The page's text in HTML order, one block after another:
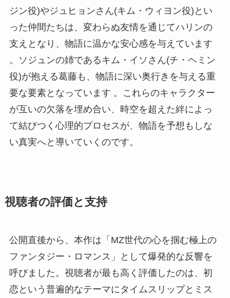
ジン役)やジュヒョンさん(キム・ウィヨン役)とい
った仲間たちは、変わらぬ友情を通じてハリンの
支えとなり、物語に温かな安心感を与えています
。ソジュンの姉であるキム・イソさん(チ・ヘミン
役)が抱える葛藤も、物語に深い奥行きを与える重
要な要素となっています 。これらのキャラクター
が互いの欠落を埋め合い、時空を超えた絆によっ
て結びつく心理的プロセスが、物語を予想もしな
い真実へと導いていくのです。
視聴者の評価と支持
公開直後から、本作は「MZ世代の心を掴む極上の
ファンタジー・ロマンス」として爆発的な反響を
呼びました。視聴者が最も高く評価したのは、初
恋という普遍的なテーマにタイムスリップとミス